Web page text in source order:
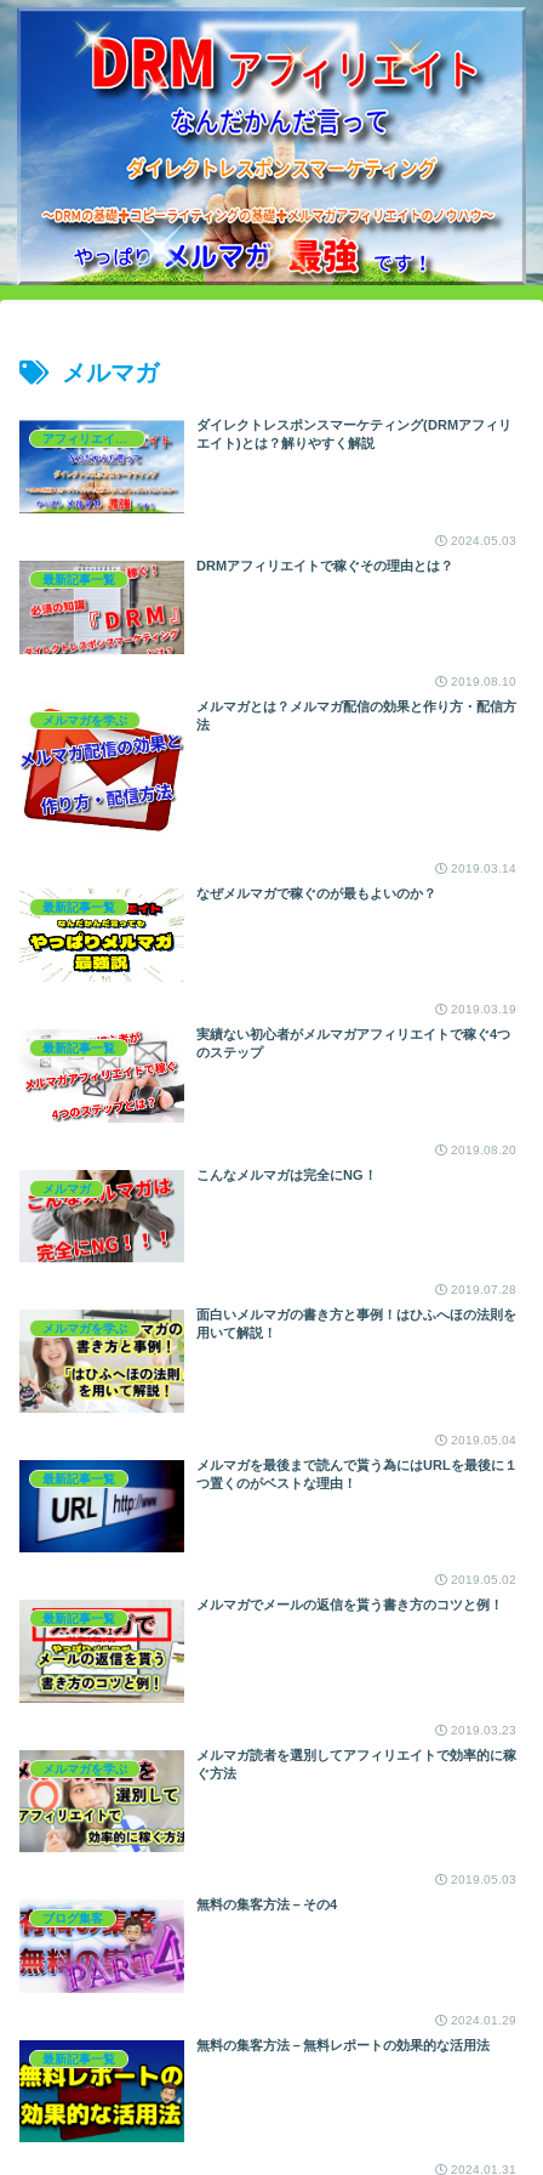
メルマガ
アフィリエイトを学ぶ
ダイレクトレスポンスマーケティング(DRMアフィリ
エイト)とは？解りやすく解説
2024.05.03
最新記事一覧
DRMアフィリエイトで稼ぐその理由とは？
2019.08.10
メルマガを学ぶ
メルマガとは？メルマガ配信の効果と作り方・配信方
法
2019.03.14
最新記事一覧
なぜメルマガで稼ぐのが最もよいのか？
2019.03.19
最新記事一覧
実績ない初心者がメルマガアフィリエイトで稼ぐ4つ
のステップ
2019.08.20
メルマガ
こんなメルマガは完全にNG！
2019.07.28
メルマガを学ぶ
面白いメルマガの書き方と事例！はひふへほの法則を
用いて解説！
2019.05.04
最新記事一覧
メルマガを最後まで読んで貰う為にはURLを最後に１
つ置くのがベストな理由！
2019.05.02
最新記事一覧
メルマガでメールの返信を貰う書き方のコツと例！
2019.03.23
メルマガを学ぶ
メルマガ読者を選別してアフィリエイトで効率的に稼
ぐ方法
2019.05.03
ブログ集客
無料の集客方法－その4
2024.01.29
最新記事一覧
無料の集客方法－無料レポートの効果的な活用法
2024.01.31